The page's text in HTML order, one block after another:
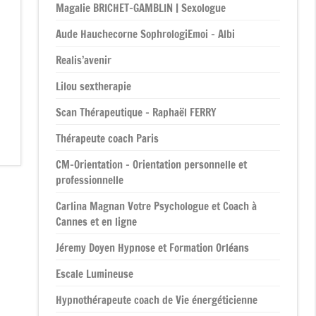
Magalie BRICHET-GAMBLIN | Sexologue
Aude Hauchecorne SophrologiEmoi – Albi
Realis’avenir
Lilou sextherapie
Scan Thérapeutique – Raphaël FERRY
Thérapeute coach Paris
CM-Orientation – Orientation personnelle et
professionnelle
Carlina Magnan Votre Psychologue et Coach à
Cannes et en ligne
Jéremy Doyen Hypnose et Formation Orléans
Escale Lumineuse
Hypnothérapeute coach de Vie énergéticienne